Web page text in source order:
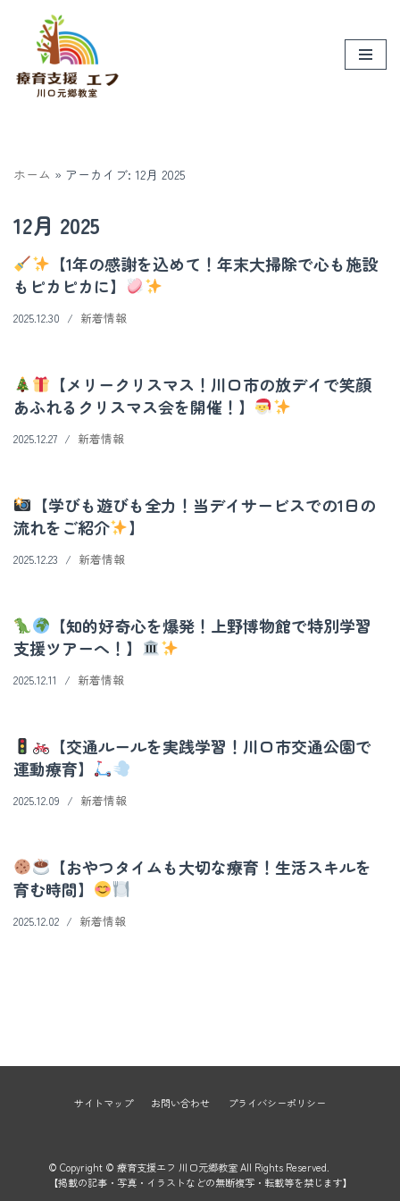
ン
ス
ッ
ホーム » アーカイブ: 12月 2025
12月 2025
【1年の感謝を込めて！年末大掃除で心も施設
もピカピカに】
2025.12.30 新着情報
【メリークリスマス！川口市の放デイで笑顔
あふれるクリスマス会を開催！】
2025.12.27 新着情報
【学びも遊びも全力！当デイサービスでの1日の
流れをご紹介
】
2025.12.23 新着情報
【知的好奇心を爆発！上野博物館で特別学習
支援ツアーへ！】
2025.12.11 新着情報
【交通ルールを実践学習！川口市交通公園で
運動療育】
2025.12.09 新着情報
【おやつタイムも大切な療育！生活スキルを
育む時間】
2025.12.02 新着情報
サイトマップ お問い合わせ プライバシーポリシー
© Copyright © 療育支援エフ 川口元郷教室 All Rights Reserved.
【掲載の記事・写真・イラストなどの無断複写・転載等を禁じます】